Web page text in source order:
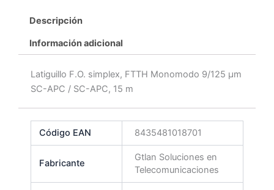
Descripción
Información adicional
Latiguillo F.O. simplex, FTTH Monomodo 9/125 μm
SC-APC / SC-APC, 15 m
Código EAN 8435481018701
Fabricante
Gtlan Soluciones en
Telecomunicaciones